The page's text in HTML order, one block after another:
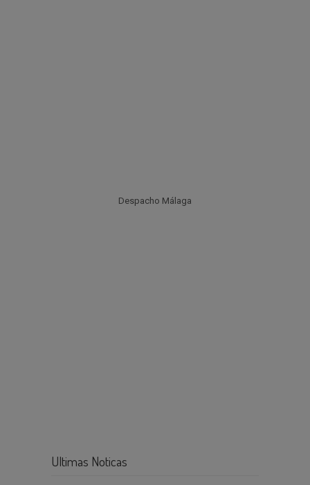
Despacho Málaga
Ultimas Noticas